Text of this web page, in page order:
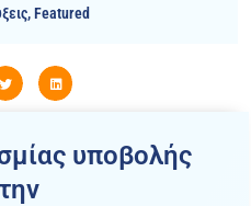
,Featured
υποβολής